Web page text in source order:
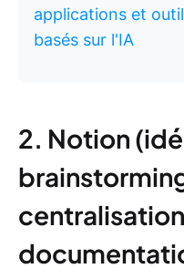
applications et
basés sur l'IA
2. Notion